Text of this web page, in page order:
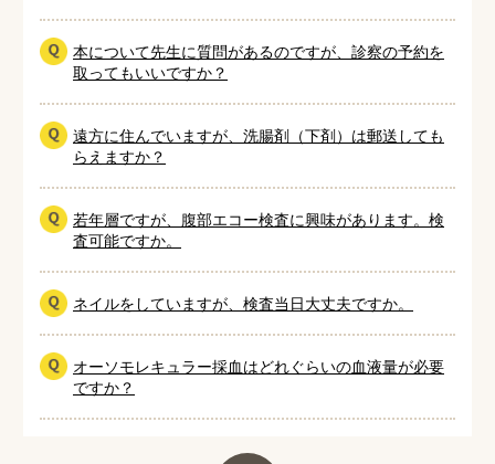
本について先生に質問があるのですが、診察の予約を
取ってもいいですか？
遠方に住んでいますが、洗腸剤（下剤）は郵送しても
らえますか？
若年層ですが、腹部エコー検査に興味があります。検
査可能ですか。
ネイルをしていますが、検査当日大丈夫ですか。
オーソモレキュラー採血はどれぐらいの血液量が必要
ですか？